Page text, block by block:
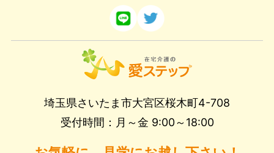
埼玉県さいたま市大宮区桜木町4-708
受付時間：月～金 9:00～18:00